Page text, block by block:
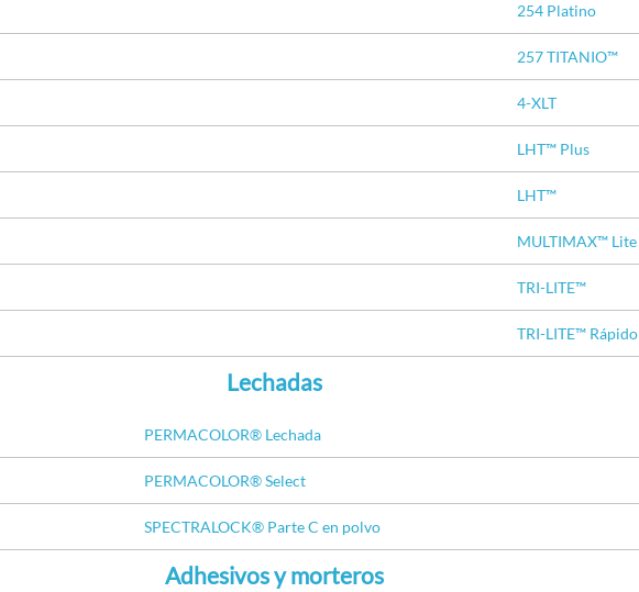
254 Platino
257 TITANIO™
4-XLT
LHT™ Plus
LHT™
MULTIMAX™ Lite
TRI-LITE™
TRI-LITE™ Rápido
Lechadas
PERMACOLOR® Lechada
PERMACOLOR® Select
SPECTRALOCK® Parte C en polvo
Adhesivos y morteros